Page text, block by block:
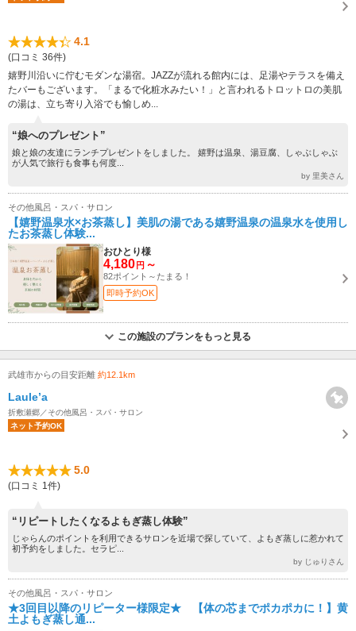
4.1
(口コミ 36件)
嬉野川沿いに佇むモダンな湯宿。JAZZが流れる館内には、足湯やテラスを備え
たバーもございます。「まるで化粧水みたい！」と言われるトロットロの美肌
の湯は、立ち寄り入浴でも愉しめ...
“娘へのプレゼント”
娘と娘の友達にランチプレゼントをしました。 嬉野は温泉、湯豆腐、しゃぶしゃぶ
が人気で旅行も食事も何度...
by 里美さん
その他風呂・スパ・サロン
【嬉野温泉水×お茶蒸し】美肌の湯である嬉野温泉の温泉水を使用し
たお茶蒸し体験...
おひとり様
4,180 円 ～
82ポイント～たまる！
即時予約OK
この施設のプランをもっと見る
武雄市からの目安距離 約12.1km
Laule’a
折敷瀬郷／その他風呂・スパ・サロン
ネット予約OK
5.0
(口コミ 1件)
“リピートしたくなるよもぎ蒸し体験”
じゃらんのポイントを利用できるサロンを近場で探していて、よもぎ蒸しに惹かれて
初予約をしました。セラピ...
by じゅりさん
その他風呂・スパ・サロン
★3回目以降のリピーター様限定★ 【体の芯までポカポカに！】黄
土よもぎ蒸し通...